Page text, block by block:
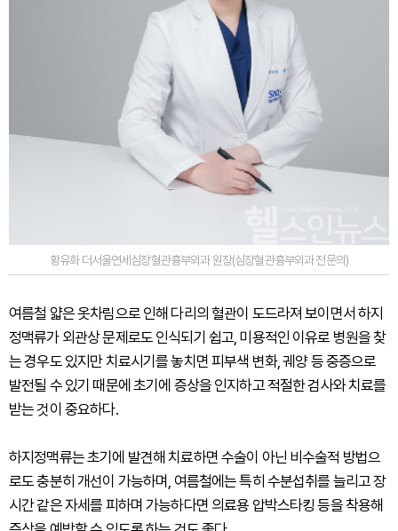
황유화 더서울연세심장혈관흉부외과 원장(심장혈관흉부외과 전문의)
여름철 얇은 옷차림으로 인해 다리의 혈관이 도드라져 보이면서 하지
정맥류가 외관상 문제로도 인식되기 쉽고, 미용적인 이유로 병원을 찾
는 경우도 있지만 치료시기를 놓치면 피부색 변화, 궤양 등 중증으로
발전될 수 있기 때문에 초기에 증상을 인지하고 적절한 검사와 치료를
받는 것이 중요하다.
하지정맥류는 초기에 발견해 치료하면 수술이 아닌 비수술적 방법으
로도 충분히 개선이 가능하며, 여름철에는 특히 수분섭취를 늘리고 장
시간 같은 자세를 피하며 가능하다면 의료용 압박스타킹 등을 착용해